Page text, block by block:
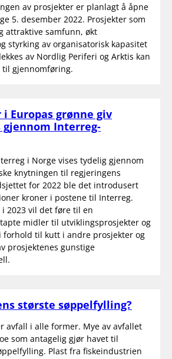
av prosjekter er planlagt å åpne
5. desember 2022. Prosjekter som
attraktive samfunn, økt
styrking av organisatorisk kapasitet
av Nordlig Periferi og Arktis kan
gjennomføring.
Europas grønne giv
gjennom Interreg-
i Norge vises tydelig gjennom
knytningen til regjeringens
for 2022 ble det introdusert
kroner i postene til Interreg.
2023 vil det føre til en
midler til utviklingsprosjekter og
forhold til kutt i andre prosjekter og
prosjektenes gunstige
største søppelfylling?
avfall i alle former. Mye av avfallet
som antagelig gjør havet til
Plast fra fiskeindustrien